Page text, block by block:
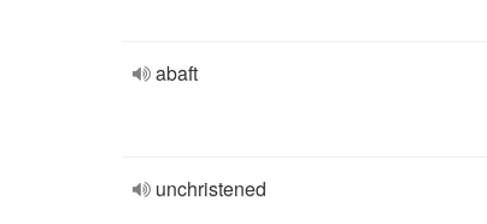
abaft
unchristened